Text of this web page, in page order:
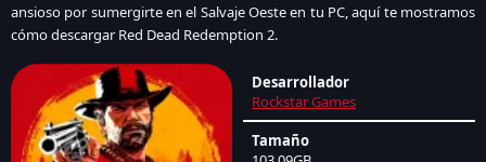
ansioso por sumergirte en el Salvaje Oeste en tu PC, aquí te mostramos
cómo descargar Red Dead Redemption 2.
Desarrollador
Rockstar Games
Tamaño